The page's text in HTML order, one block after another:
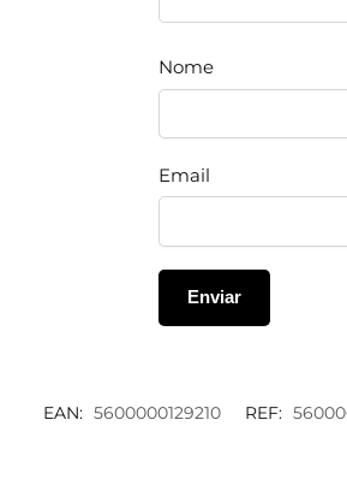
Nome
Email
EAN: 5600000129210 REF: